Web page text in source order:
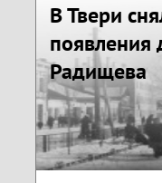
В Твери
появления
Радищева